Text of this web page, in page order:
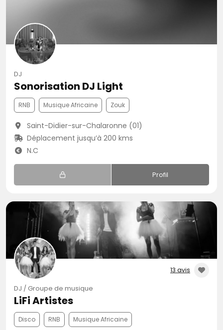
DJ
Sonorisation DJ Light
RNB Musique Africaine Zouk
Saint-Didier-sur-Chalaronne (01)
Déplacement jusqu’à 200 kms
N.C
Profil
13 avis
DJ / Groupe de musique
LiFi Artistes
Disco RNB Musique Africaine